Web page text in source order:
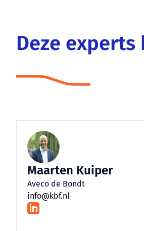
Deze
Maarten Kuiper
Aveco de Bondt
info@kbf.nl